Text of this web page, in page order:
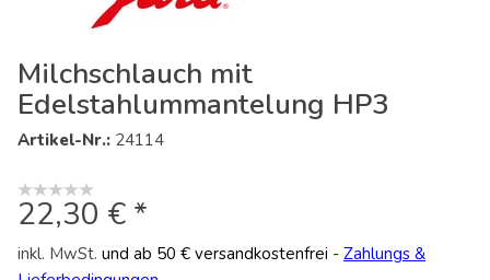
Milchschlauch mit
Edelstahlummantelung HP3
Artikel-Nr.: 24114
22,30 € *
inkl. MwSt. und ab 50 € versandkostenfrei - Zahlungs &